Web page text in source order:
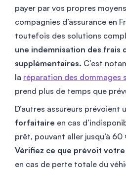
payer par vos propres
compagnies d’assurance en
toutefois des solutions
une indemnisation des frais
supplémentaires. C’est
la réparation des dommages
prend plus de temps que
D’autres assureurs prévoient
forfaitaire en cas
prêt, pouvant aller jusqu’à
Vérifiez ce que prévoit
en cas de perte totale du